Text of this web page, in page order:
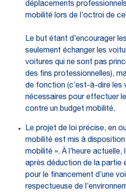
déplacements
mobilité lors de l’octroi de
Le but étant d’encourager
seulement échanger les
voitures qui ne sont pas
des fins professionnelles),
de fonction (c’est-à-dire les
nécessaires pour effectuer
contre un budget mobilité.
Le projet de loi précise, en
mobilité est mis à
mobilité ». À l’heure
après déduction de la partie
pour le financement d’une
respectueuse de